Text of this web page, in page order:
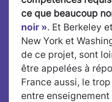
ce que beaucoup
noir ». Et Berkeley
New York et
de ce projet, sont
être appelées à
France aussi, le
entre